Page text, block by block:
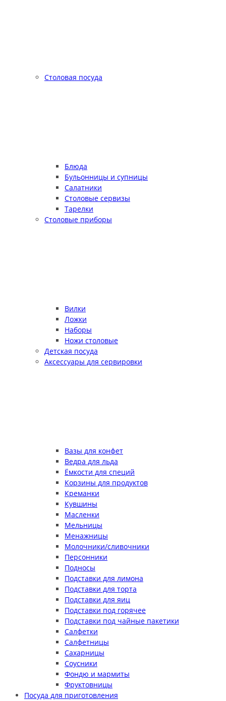
Столовая посуда
Блюда
Бульонницы и супницы
Салатники
Столовые сервизы
Тарелки
Столовые приборы
Вилки
Ложки
Наборы
Ножи столовые
Детская посуда
Аксессуары для сервировки
Вазы для конфет
Ведра для льда
Ёмкости для специй
Корзины для продуктов
Креманки
Кувшины
Масленки
Мельницы
Менажницы
Молочники/сливочники
Персонники
Подносы
Подставки для лимона
Подставки для торта
Подставки для яиц
Подставки под горячее
Подставки под чайные пакетики
Салфетки
Салфетницы
Сахарницы
Соусники
Фондю и мармиты
Фруктовницы
Посуда для приготовления